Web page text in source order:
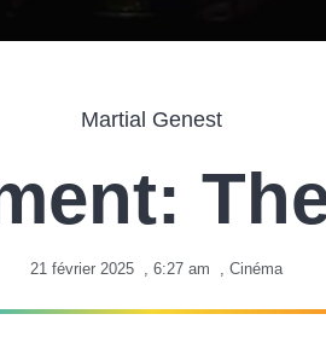
Martial Genest
21 février 2025 , 6:27 am , Cinéma